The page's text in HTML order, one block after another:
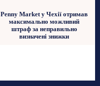
Penny Market у Чехії отримав
максимально можливий
штраф за неправильно
визначені знижки